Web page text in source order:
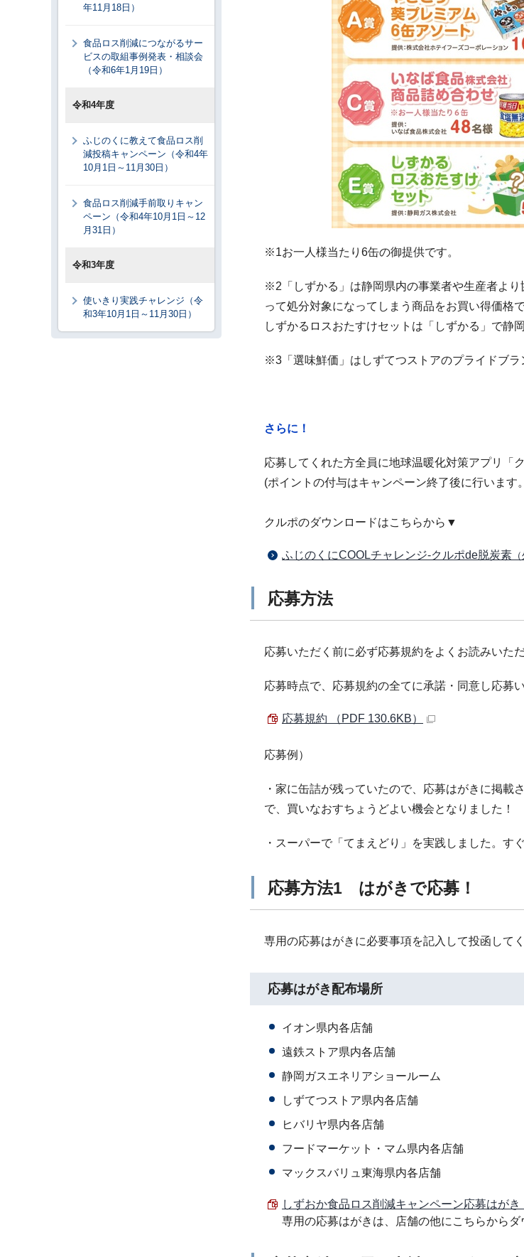
※1お一人様当たり6缶の御提供です。
※2「しずかる」は静岡県内の事業者や生産者よ
って処分対象になってしまう商品をお買い得価格
しずかるロスおたすけセットは「しずかる」で静
※3「選味鮮価」はしずてつストアのプライドブラ
さらに！
応募してくれた方全員に地球温暖化対策アプリ「
(ポイントの付与はキャンペーン終了後に行います
クルポのダウンロードはこちらから▼
ふじのくにCOOLチャレンジ-クルポde脱炭素
応募方法
応募いただく前に必ず応募規約をよくお読みいた
応募時点で、応募規約の全てに承諾・同意し応募
応募規約 （PDF 130.6KB）
応募例）
・家に缶詰が残っていたので、応募はがきに掲
で、買いなおすちょうどよい機会となりました！
・スーパーで「てまえどり」を実践しました。す
応募方法1 はがきで応募！
専用の応募はがきに必要事項を記入して投函してく
応募はがき配布場所
イオン県内各店舗
遠鉄ストア県内各店舗
静岡ガスエネリアショールーム
しずてつストア県内各店舗
ヒバリヤ県内各店舗
フードマーケット・マム県内各店舗
マックスバリュ東海県内各店舗
しずおか食品ロス削減キャンペーン応募はがき
専用の応募はがきは、店舗の他にこちらからダ
年11月18日）
食品ロス削減につながるサー
ビスの取組事例発表・相談会
（令和6年1月19日）
令和4年度
ふじのくに教えて食品ロス削
減投稿キャンペーン（令和4年
10月1日～11月30日）
食品ロス削減手前取りキャン
ペーン（令和4年10月1日～12
月31日）
令和3年度
使いきり実践チャレンジ（令
和3年10月1日～11月30日）